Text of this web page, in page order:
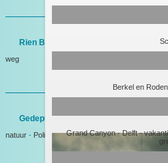
Berkel en
Grand Canyon-Delft-
Rien Bakker
weg
Gedeputeerde Evertse
natuur - Politiek